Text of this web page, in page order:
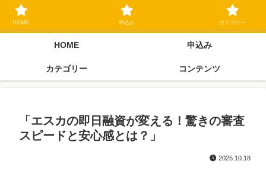
ブラックリスト長期延滞中でもOK 独自審査フリーローン 在籍確認なしの街
金クローネにご相談ください
HOME 申込み
カテゴリー コンテンツ
「エスカの即日融資が変える！驚きの審査
スピードと安心感とは？」
2025.10.18
HOME 申込み カテゴリー